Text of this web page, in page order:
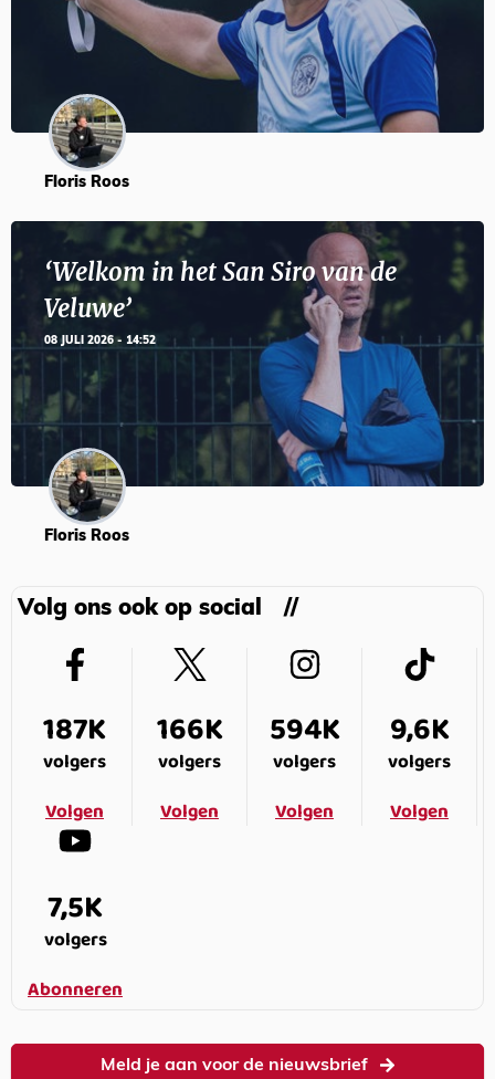
Floris Roos
‘Welkom in het San Siro van de
Veluwe’
08 JULI 2026 - 14:52
Floris Roos
Volg ons ook op social
187K
volgers
Volgen
166K
volgers
Volgen
594K
volgers
Volgen
9,6K
volgers
Volgen
7,5K
volgers
Abonneren
Meld je aan voor de nieuwsbrief